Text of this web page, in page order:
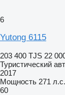
6
Yutong 6115
203 400 TJS 22
Туристический
2017
Мощность 271
60